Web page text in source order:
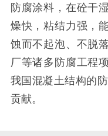
防腐涂料，在砼干
燥快，粘结力强，
蚀而不起泡、不脱
厂等诸多防腐工程
我国混凝土结构的
贡献。